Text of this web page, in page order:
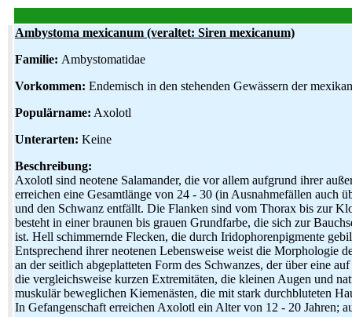
Ambystoma mexicanum (veraltet: Siren mexicanum)
Familie: Ambystomatidae
Vorkommen: Endemisch in den stehenden Gewässern der
Populärname: Axolotl
Unterarten: Keine
Beschreibung:
Axolotl sind neotene Salamander, die vor allem aufgrund ihrer
erreichen eine Gesamtlänge von 24 - 30 (in Ausnahmefällen
und den Schwanz entfällt. Die Flanken sind vom Thorax bis zur
besteht in einer braunen bis grauen Grundfarbe, die sich zur
ist. Hell schimmernde Flecken, die durch Iridophorenpigmente
Entsprechend ihrer neotenen Lebensweise weist die Morphologie
an der seitlich abgeplatteten Form des Schwanzes, der über eine
die vergleichsweise kurzen Extremitäten, die kleinen Augen und
muskulär beweglichen Kiemenästen, die mit stark durchbluteten
In Gefangenschaft erreichen Axolotl ein Alter von 12 - 20 Jahren;